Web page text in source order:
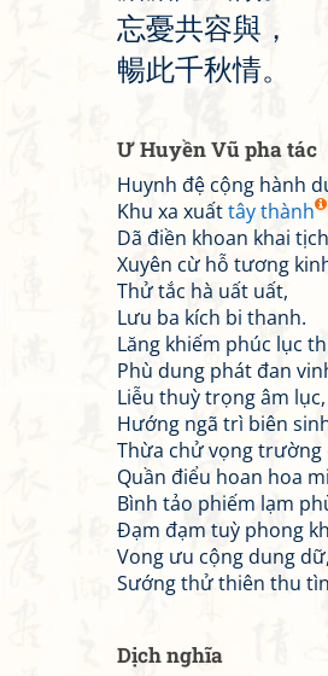
忘憂共容與 ，
暢此千秋情。
Ư Huyền Vũ pha tác
Huynh đệ cộng hành
Khu xa xuấttây thành
Dã điền khoan khai
Xuyên cừ hỗ tương
Thử tắc hà uất uất,
Lưu ba kích bi thanh.
Lăng khiếm phúc lục
Phù dung phát đan
Liễu thuỳ trọng âm lục,
Hướng ngã trì biên
Thừa chử vọng trường
Quần điểu hoan hoa
Bình tảo phiếm lạm
Đạm đạm tuỳ phong
Vong ưu cộng dung dữ,
Sướng thử thiên thu
Dịch nghĩa